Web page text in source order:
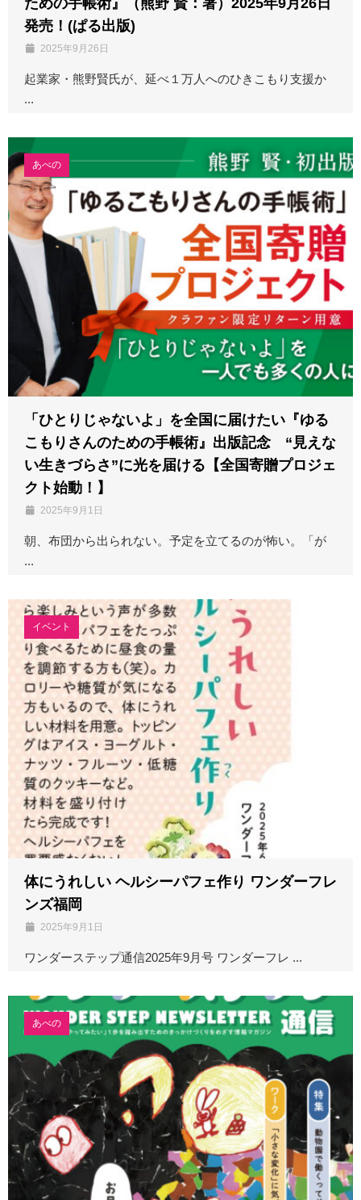
ための手帳術』（熊野 賢：著）2025年9月26日
発売！(ぱる出版)
2025年9月26日
起業家・熊野賢氏が、延べ１万人へのひきこもり支援か
...
あべの
「ひとりじゃないよ」を全国に届けたい『ゆる
こもりさんのための手帳術』出版記念 “見えな
い生きづらさ”に光を届ける【全国寄贈プロジェ
クト始動！】
2025年9月1日
朝、布団から出られない。予定を立てるのが怖い。「が
...
イベント
体にうれしい ヘルシーパフェ作り ワンダーフレ
ンズ福岡
2025年9月1日
ワンダーステップ通信2025年9月号 ワンダーフレ ...
あべの